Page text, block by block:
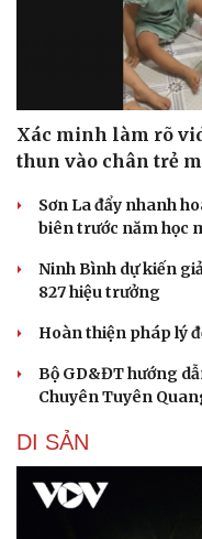
Xác minh làm rõ
thun vào chân trẻ
Sơn La đẩy nhanh
biên trước năm học
Ninh Bình dự kiến
827 hiệu trưởng
Hoàn thiện pháp lý
Bộ GD&ĐT hướng
Chuyên Tuyên
DI SẢN